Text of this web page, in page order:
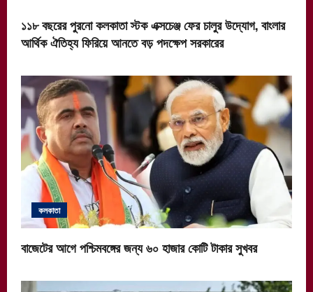
১১৮ বছরের পুরনো কলকাতা স্টক এক্সচেঞ্জ ফের চালুর উদ্যোগ, বাংলার
আর্থিক ঐতিহ্য ফিরিয়ে আনতে বড় পদক্ষেপ সরকারের
কলকাতা
বাজেটের আগে পশ্চিমবঙ্গের জন্য ৬০ হাজার কোটি টাকার সুখবর